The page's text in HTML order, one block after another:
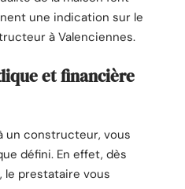
une indication sur le
à Valenciennes.
et financière
un constructeur, vous
défini. En effet, dès
le prestataire vous